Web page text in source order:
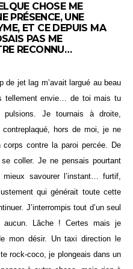
CHOSE ME
PRÉSENCE, UNE
ET CE DEPUIS MA
PAS ME
RECONNU…
de jet lag m’avait largué au beau
tellement envie… de toi mais tu
Je tournais à droite,
hors de moi, je ne
contre la paroi percée. De
coller. Je ne pensais pourtant
savourer l’instant… furtif,
qui générait toute cette
J’interrompis tout d’un seul
aucun. Lâche ! Certes mais je
mon désir. Un taxi direction le
rock-coco, je plongeais dans un